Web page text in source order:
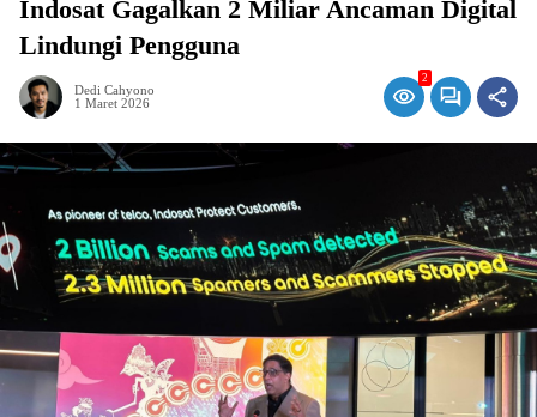
Indosat Gagalkan 2 Miliar Ancaman Digital
Lindungi Pengguna
Dedi Cahyono
1 Maret 2026
2